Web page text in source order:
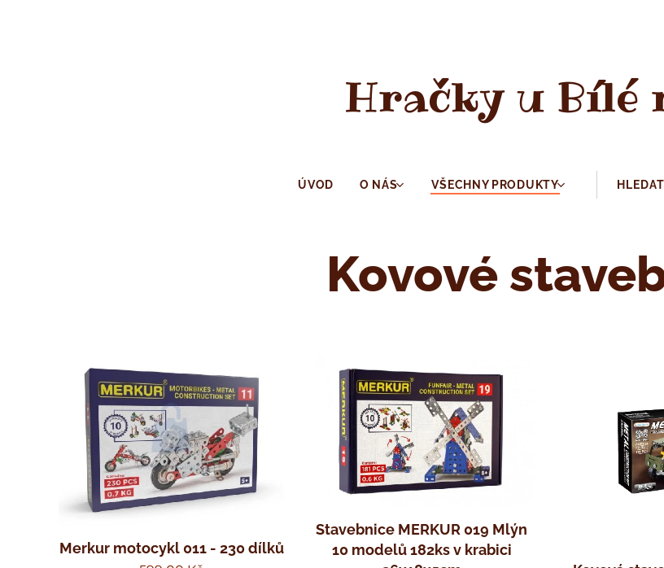
Hračky u Bílé
ÚVOD O NÁS VŠECHNY PRODUKTY HLEDAT
Kovové
Merkur motocykl 011 - 230 dílků
Stavebnice MERKUR 019 Mlýn
10 modelů 182ks v krabici